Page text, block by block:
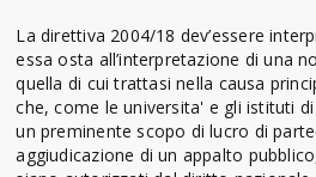
La direttiva 2004/18 dev’essere
essa osta all’interpretazione di una
quella di cui trattasi nella causa
che, come le universita' e gli istituti
un preminente scopo di lucro di
aggiudicazione di un appalto